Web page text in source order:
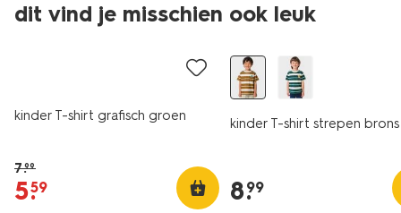
dit vind je misschien ook leuk
sale
kinder T-shirt grafisch groen
7.99
5.
59
nieuw
kinder T-shirt strepen brons
8.
99